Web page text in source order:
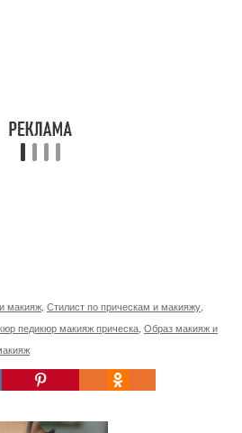
макияж Стилист по прическам и макияжу
педикюр макияж прическа Образ макияж и